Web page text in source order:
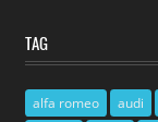
TAG
alfa romeo audi